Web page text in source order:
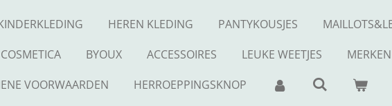
HEREN KLEDING PANTYKOUSJES
COSMETICA BYOUX ACCESSOIRES LEUKE WEETJES MERKEN
VOORWAARDEN
HERROEPPINGSKNOP